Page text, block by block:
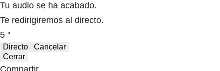
Tu audio se ha acabado.
Te redirigiremos al directo.
5 "
Directo
Cancelar
Cerrar